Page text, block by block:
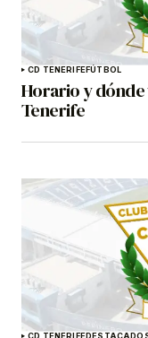
CD TENERIFEFÚTBOL
Horario y dónde
Tenerife
CD TENERIFE